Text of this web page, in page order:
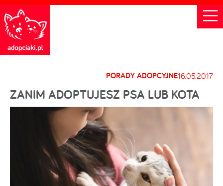
PORADY ADOPCYJNE16.05.2017
ZANIM ADOPTUJESZ PSA LUB KOTA